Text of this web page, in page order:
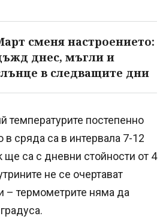
сменя настроението:
днес, мъгли и
в следващите дни
температурите постепенно
сряда са в интервала 7-12
ще са с дневни стойности от 4
не се очертават
– термометрите няма да